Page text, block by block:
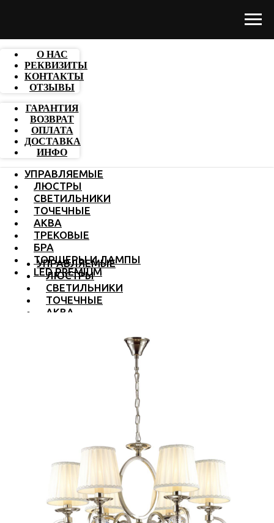
О НАС
РЕКВИЗИТЫ
КОНТАКТЫ
ОТЗЫВЫ
ГАРАНТИЯ
ВОЗВРАТ
ОПЛАТА
ДОСТАВКА
ИНФО
УПРАВЛЯЕМЫЕ
ЛЮСТРЫ
СВЕТИЛЬНИКИ
ТОЧЕЧНЫЕ
АКВА
ТРЕКОВЫЕ
БРА
ТОРШЕРЫ И ЛАМПЫ
LED PREMIUM
УПРАВЛЯЕМЫЕ
ЛЮСТРЫ
СВЕТИЛЬНИКИ
ТОЧЕЧНЫЕ
АКВА
ТОРШЕРЫ И ЛАМПЫ